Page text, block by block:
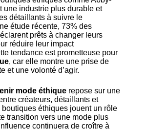
une industrie plus durable et
détaillants à suivre le
étude récente, 73% des
prêts à changer leurs
réduire leur impact
tendance est prometteuse pour
, car elle montre une prise de
et une volonté d’agir.
mode éthique repose sur une
créateurs, détaillants et
éthiques jouent un rôle
transition vers une mode plus
continuera de croître à